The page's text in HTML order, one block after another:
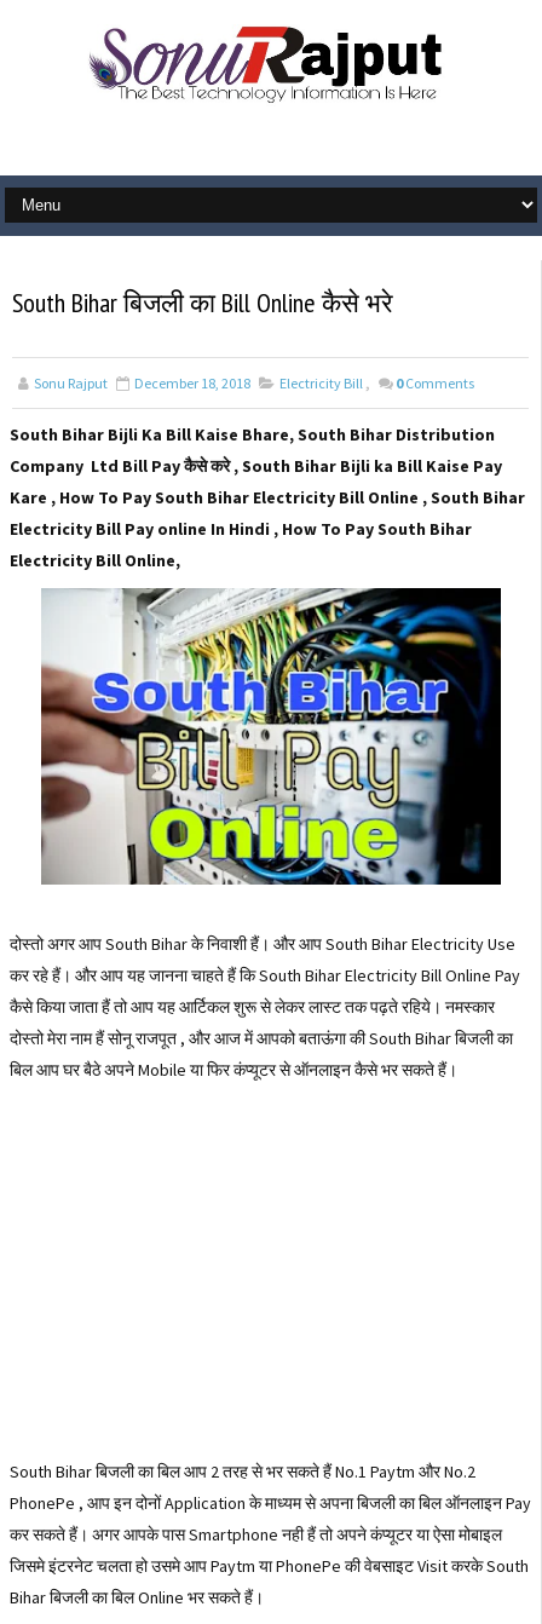
South Bihar बिजली का Bill Online कैसे भरे
Sonu Rajput December 18, 2018 Electricity Bill 0 Comments
South Bihar Bijli Ka Bill Kaise Bhare, South Bihar Distribution
Company Ltd Bill Pay कैसे करे , South Bihar Bijli ka Bill Kaise Pay
Kare , How To Pay South Bihar Electricity Bill Online , South Bihar
Electricity Bill Pay online In Hindi , How To Pay South Bihar
Electricity Bill Online,
दोस्तो अगर आप South Bihar के निवाशी हैं। और आप South Bihar Electricity Use
कर रहे हैं। और आप यह जानना चाहते हैं कि South Bihar Electricity Bill Online Pay
कैसे किया जाता हैं तो आप यह आर्टिकल शुरू से लेकर लास्ट तक पढ़ते रहिये। नमस्कार
दोस्तो मेरा नाम हैं सोनू राजपूत , और आज में आपको बताऊंगा की South Bihar बिजली का
बिल आप घर बैठे अपने Mobile या फिर कंप्यूटर से ऑनलाइन कैसे भर सकते हैं।
South Bihar बिजली का बिल आप 2 तरह से भर सकते हैं No.1 Paytm और No.2
PhonePe , आप इन दोनों Application के माध्यम से अपना बिजली का बिल ऑनलाइन Pay
कर सकते हैं। अगर आपके पास Smartphone नही हैं तो अपने कंप्यूटर या ऐसा मोबाइल
जिसमे इंटरनेट चलता हो उसमे आप Paytm या PhonePe की वेबसाइट Visit करके South
Bihar बिजली का बिल Online भर सकते हैं।